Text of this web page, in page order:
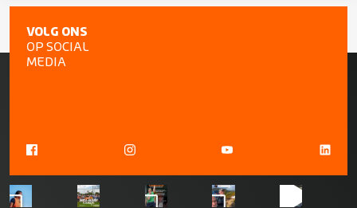
VOLG ONS
OP SOCIAL
MEDIA